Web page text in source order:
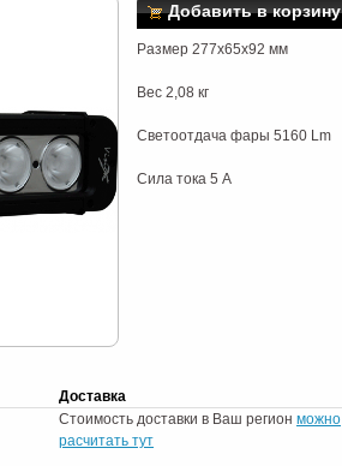
Добавить в корзину
Размер 277х65х92 мм
Вес 2,08 кг
Светоотдача фары 5160 Lm
Сила тока 5 А
Доставка
Стоимость доставки в Ваш регион можно
расчитать тут